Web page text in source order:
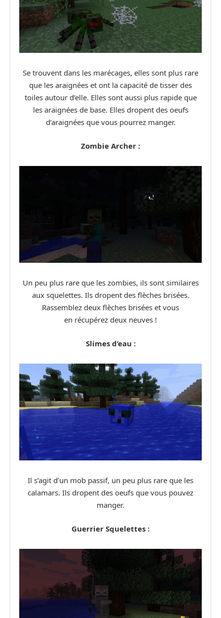
Se trouvent dans les marécages, elles sont plus rare
que les araignées et ont la capacité de tisser des
toiles autour d’elle. Elles sont aussi plus rapide que
les araignées de base. Elles dropent des oeufs
d’araignées que vous pourrez manger.
Zombie Archer :
Un peu plus rare que les zombies, ils sont similaires
aux squelettes. Ils dropent des flèches brisées.
Rassemblez deux flèches brisées et vous
en récupérez deux neuves !
Slimes d’eau :
Il s’agit d’un mob passif, un peu plus rare que les
calamars. Ils dropent des oeufs que vous pouvez
manger.
Guerrier Squelettes :